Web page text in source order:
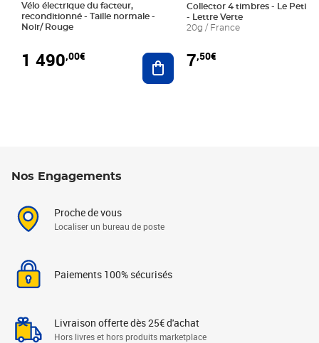
Vélo électrique du facteur,
reconditionné - Taille normale -
Noir/ Rouge
1 490,00€ Ajouter au panier
Collector 4 timbres - Le Petit
- Lettre Verte
20g / France
7,50€
Nos Engagements
Proche de vous
Localiser un bureau de poste
Paiements 100% sécurisés
Livraison offerte dès 25€ d'achat
Hors livres et hors produits marketplace